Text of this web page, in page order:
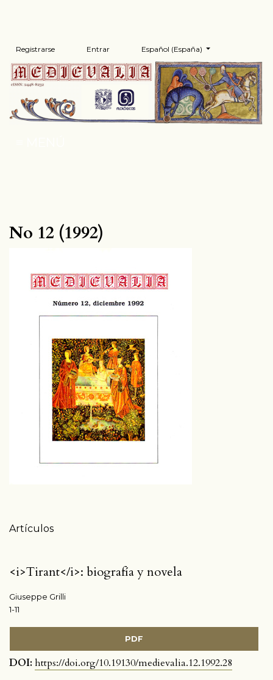
Registrarse Entrar Cambiar el idioma. El
Español (España)
No 12 (1992)
Artículos
<i>Tirant</i>: biografía y novela
Giuseppe Grilli
1-11
PDF
DOI: https://doi.org/10.19130/medievalia.12.1992.28